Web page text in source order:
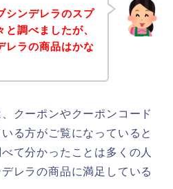
シンデレラのスプ
調べましたが、
レラの商品はかな
クーポンやクーポンコード
る方がご覧になっていると
て分かったことは多くの人
レラの商品に満足している